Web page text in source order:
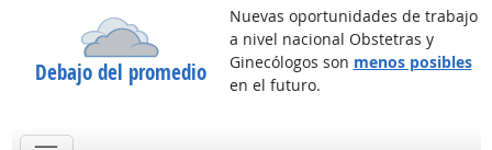
Debajo del promedio
Nuevas oportunidades de trabajo
a nivel nacional Obstetras y
Ginecólogos son menos posibles
en el futuro.